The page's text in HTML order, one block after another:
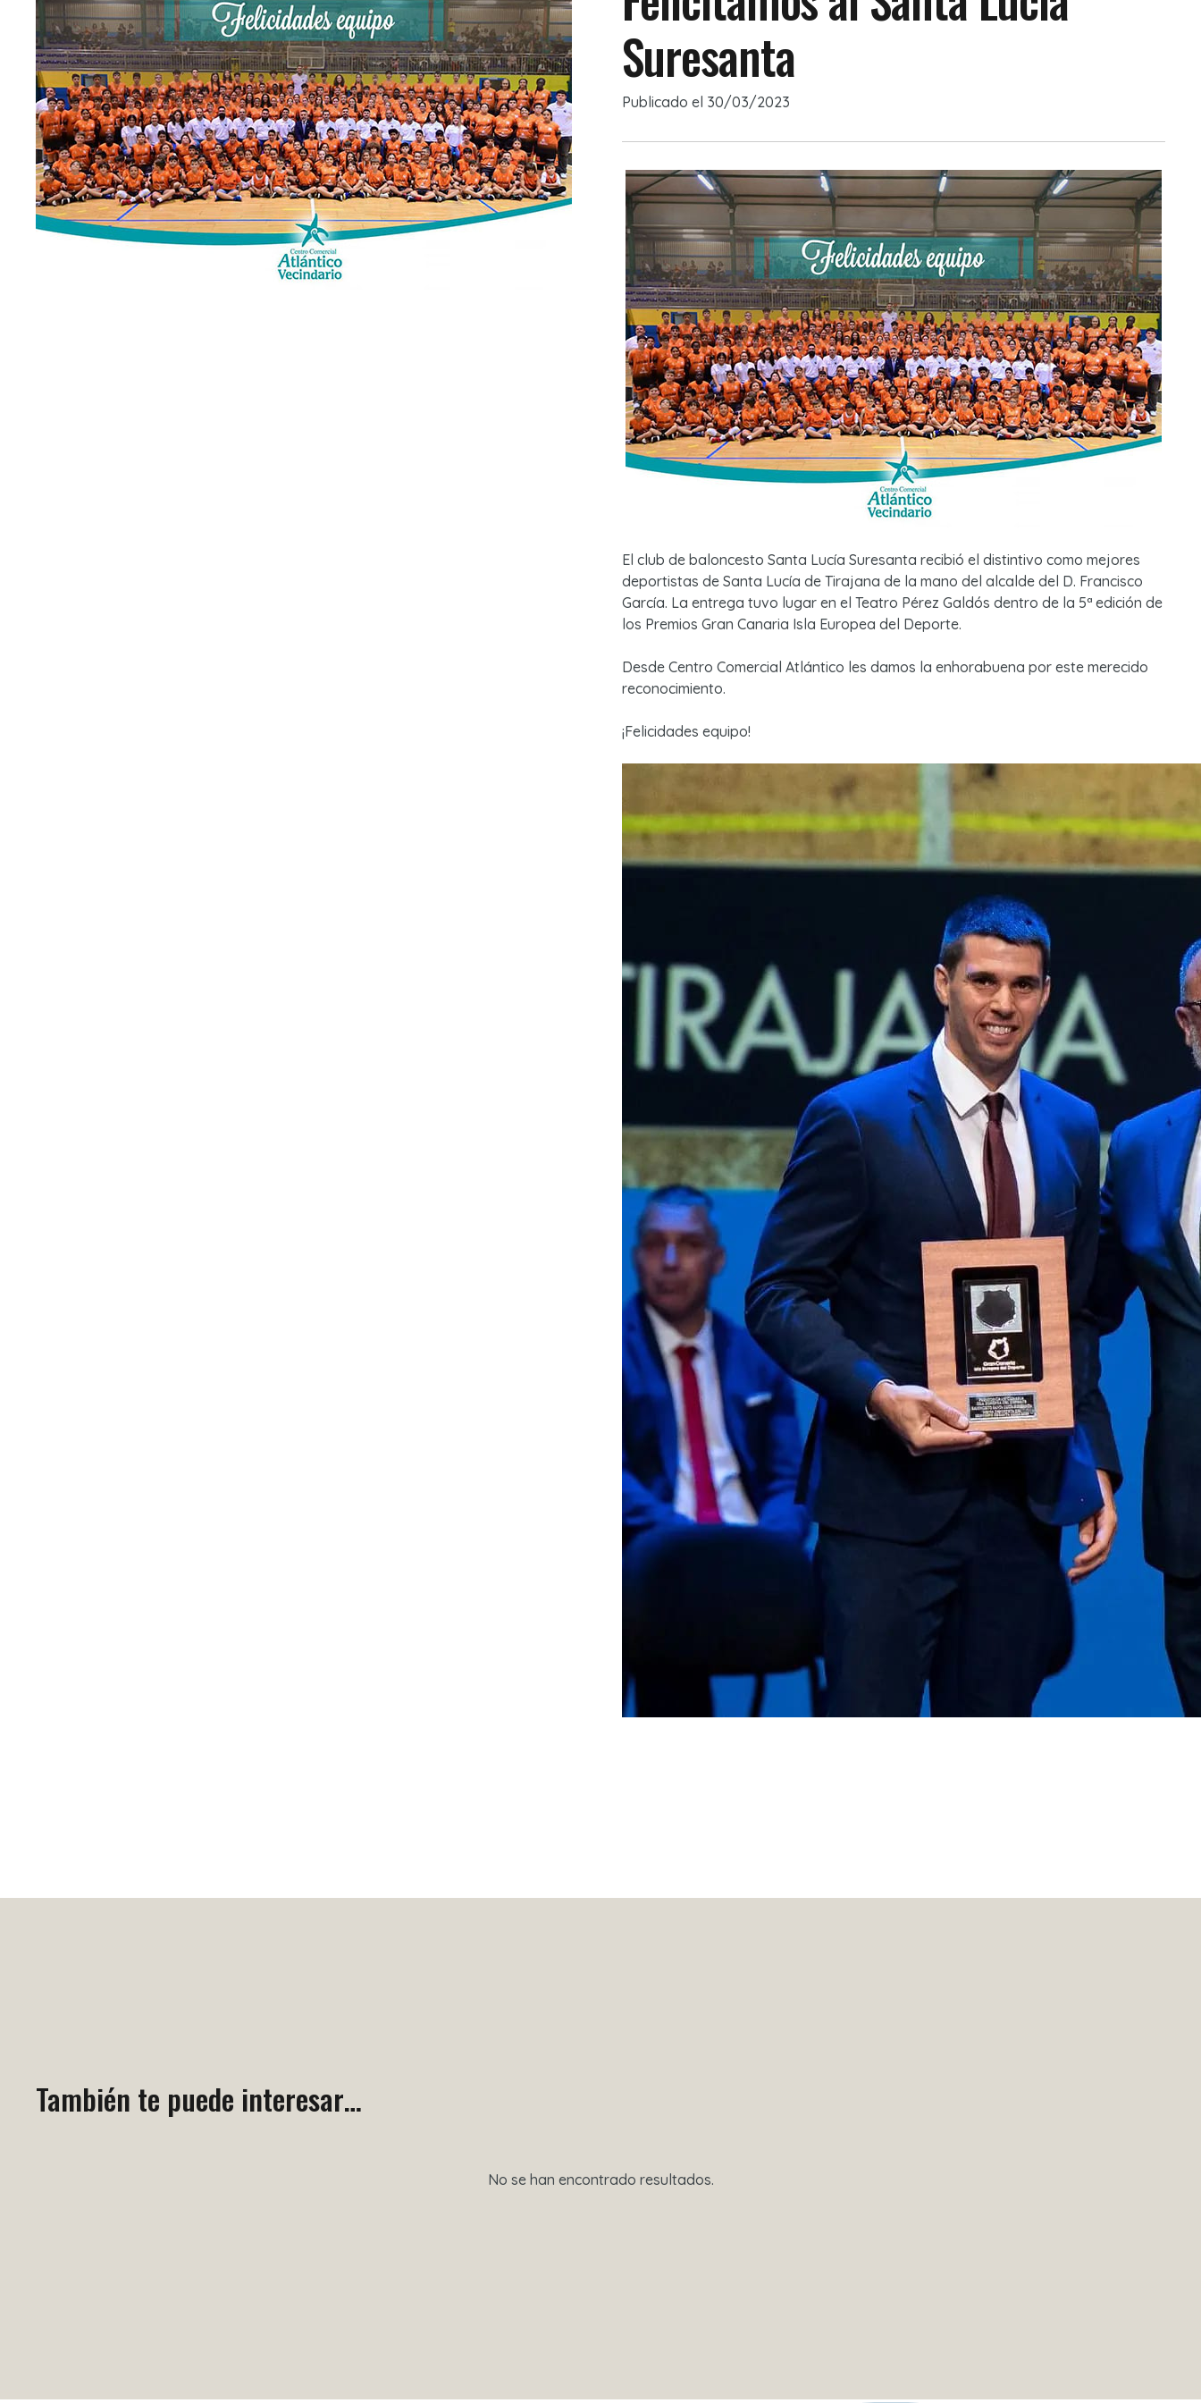
Suresanta
Publicado el 30/03/2023
El club de baloncesto Santa Lucía Suresanta recibió el distintivo como mejores
deportistas de Santa Lucía de Tirajana de la mano del alcalde del D. Francisco
García. La entrega tuvo lugar en el Teatro Pérez Galdós dentro de la 5ª edición de
los Premios Gran Canaria Isla Europea del Deporte.
Desde Centro Comercial Atlántico les damos la enhorabuena por este merecido
reconocimiento.
¡Felicidades equipo!
También te puede interesar…
No se han encontrado resultados.